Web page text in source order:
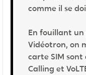
comme il se
En fouillant un
Vidéotron, on
carte SIM sont
Calling et